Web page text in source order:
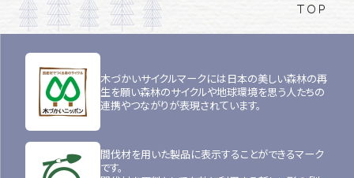
TOP
木づかいサイクルマークには日本の美しい森林の再
生を願い森林のサイクルや地球環境を思う人たちの
連携やつながりが表現されています。
間伐材を用いた製品に表示することができるマーク
です。